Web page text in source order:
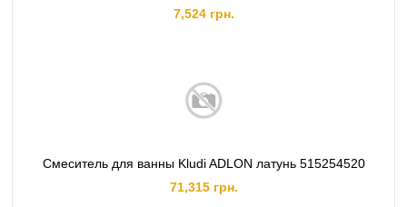
7,524 грн.
Смеситель для ванны Kludi ADLON латунь 515254520
71,315 грн.